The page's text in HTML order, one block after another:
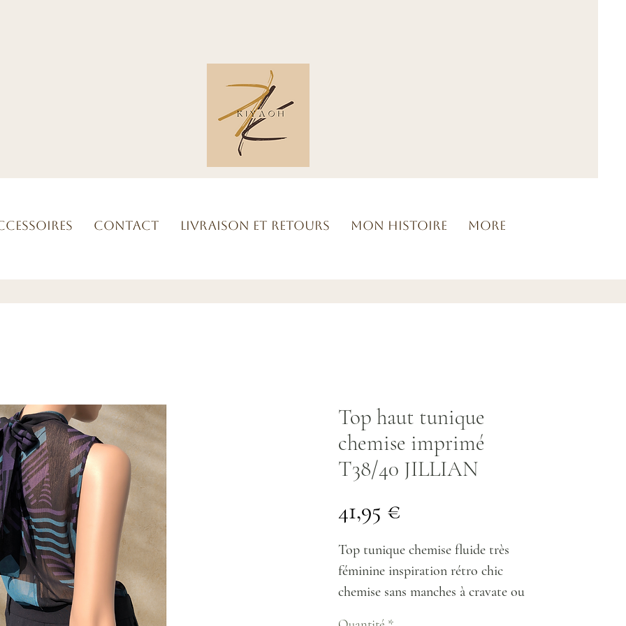
Contact Livraison et retours Mon histoire More
Top haut tunique
chemise imprimé
T38/40 JILLIAN
41,95 €
Top tunique chemise fluide très
féminine inspiration rétro chic
chemise sans manches à cravate ou